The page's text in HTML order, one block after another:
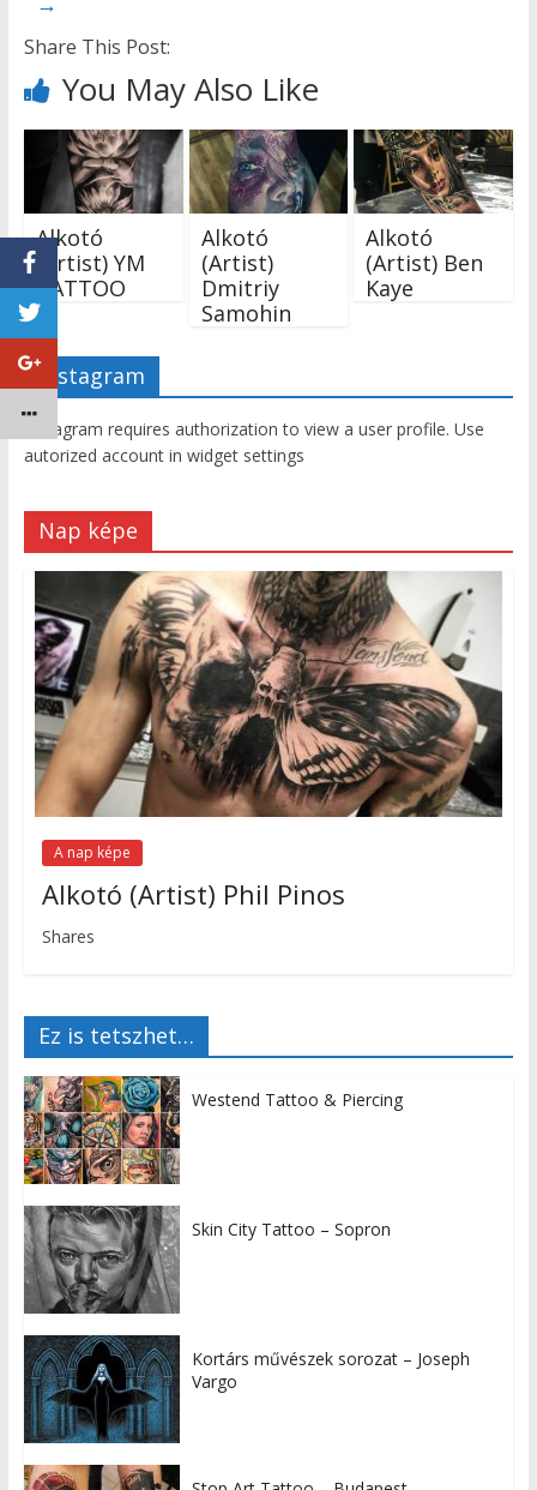
Share This Post:
You May Also Like
Alkotó
(Artist) YM
TATTOO
Alkotó
(Artist)
Dmitriy
Samohin
Alkotó
(Artist) Ben
Kaye
Instagram
Instagram requires authorization to view a user profile. Use
autorized account in widget settings
Nap képe
A nap képe
Alkotó (Artist) Phil Pinos
Shares
Ez is tetszhet…
Westend Tattoo & Piercing
Skin City Tattoo – Sopron
Kortárs művészek sorozat – Joseph
Vargo